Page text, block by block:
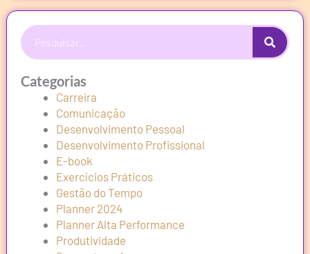
Procurar
Categorias
Carreira
Comunicação
Desenvolvimento Pessoal
Desenvolvimento Profissional
E-book
Exercícios Práticos
Gestão do Tempo
Planner 2024
Planner Alta Performance
Produtividade